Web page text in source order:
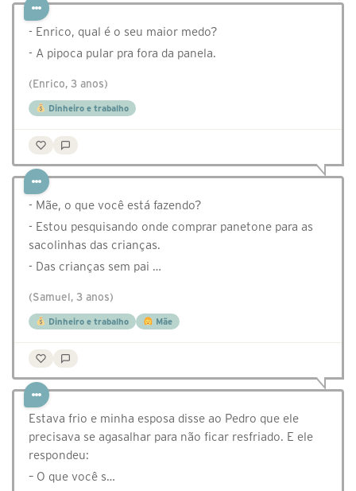
- Enrico, qual é o seu maior medo?
- A pipoca pular pra fora da panela.
(Enrico, 3 anos)
Dinheiro e trabalho
- Mãe, o que você está fazendo?
- Estou pesquisando onde comprar panetone para as
sacolinhas das crianças.
- Das crianças sem pai …
(Samuel, 3 anos)
Dinheiro e trabalho Mãe
Estava frio e minha esposa disse ao Pedro que ele
precisava se agasalhar para não ficar resfriado. E ele
respondeu:
– O que você s…